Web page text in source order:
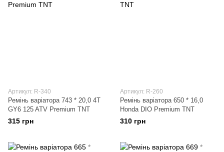
Артикул: R-340
Ремінь варіатора 743 * 20,0 4T
GY6 125 ATV Premium TNT
315 грн
Артикул: R-260
Ремінь варіатора 650 * 16,0
Honda DIO Premium TNT
310 грн